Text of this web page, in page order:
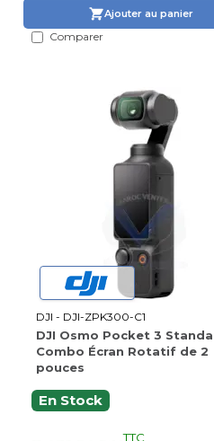
Ajouter au panier
Comparer
DJI - DJI-ZPK300-C1
DJI Osmo Pocket 3
Combo Écran Rotatif de 2
pouces
En Stock
TTC